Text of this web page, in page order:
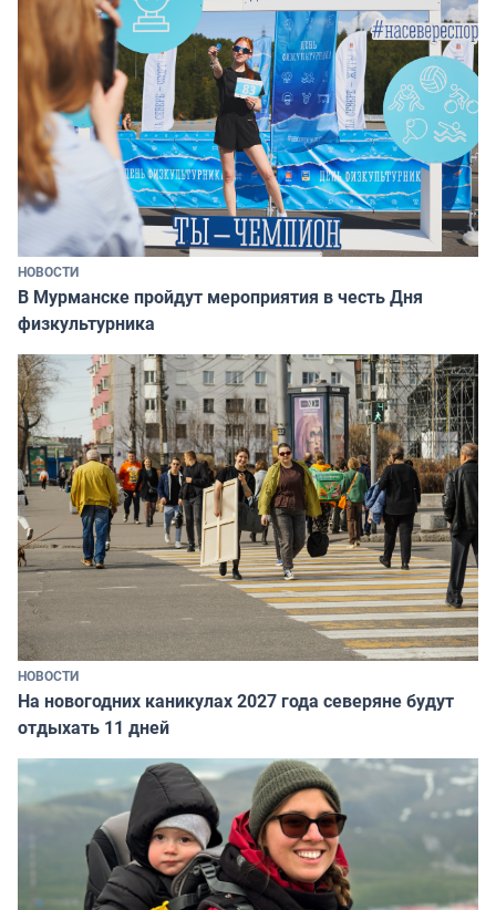
НОВОСТИ
В Мурманске пройдут мероприятия в честь Дня
физкультурника
НОВОСТИ
На новогодних каникулах 2027 года северяне будут
отдыхать 11 дней